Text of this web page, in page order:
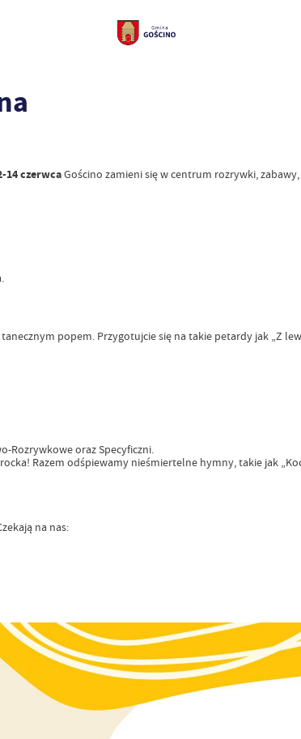
14 czerwcaGościno zamieni się w centrum rozrywki,
tanecznym popem. Przygotujcie się na takie petardy jak „Z
Rozrywkowe oraz Specyficzni.
Razem odśpiewamy nieśmiertelne hymny, takie jak
na nas: